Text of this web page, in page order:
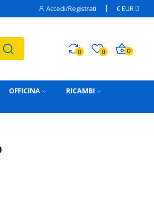
Accedi/Registrati €EUR
0 0 0
OFFICINA
RICAMBI